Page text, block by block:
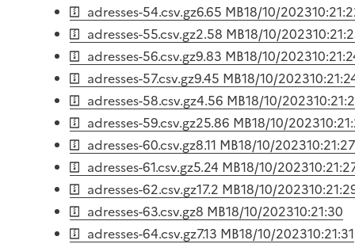
adresses-54.csv.gz6.65 MB18/10/2023
adresses-55.csv.gz2.58 MB18/10/2023
adresses-56.csv.gz9.83 MB18/10/2023
adresses-57.csv.gz9.45 MB18/10/2023
adresses-58.csv.gz4.56 MB18/10/2023
adresses-59.csv.gz25.86 MB18/10/2023
adresses-60.csv.gz8.11 MB18/10/202310:21:27
adresses-61.csv.gz5.24 MB18/10/2023
adresses-62.csv.gz17.2 MB18/10/2023
adresses-63.csv.gz8 MB18/10/202310:21:30
adresses-64.csv.gz7.13 MB18/10/202310:21:31